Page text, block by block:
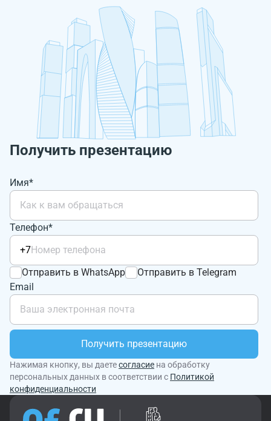
Получить презентацию
Имя*
Телефон*
+7
Отправить в WhatsApp
Отправить в Telegram
Email
Получить презентацию
Нажимая кнопку, вы даетесогласие на обработку
персональных данных в соответствии с Политикой
конфиденциальности